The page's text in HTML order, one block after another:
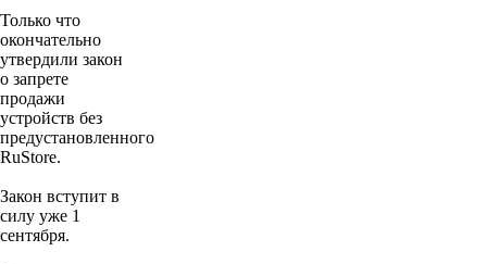
Только что
окончательно
утвердили закон
о запрете
продажи
устройств без
предустановленного
RuStore.
Закон вступит в
силу уже 1
сентября.